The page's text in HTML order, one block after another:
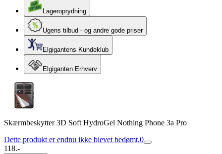
Lageroprydning
Ugens tilbud - og andre gode priser
Elgigantens Kundeklub
Elgiganten Erhverv
Skærmbeskytter 3D Soft HydroGel Nothing Phone 3a Pro
Dette produkt er endnu ikke blevet bedømt.0
118.-